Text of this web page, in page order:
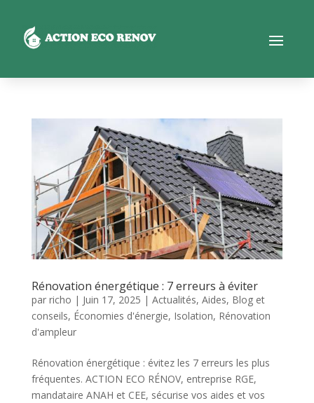
Rénovation énergétique : 7 erreurs à éviter
par richo | Juin 17, 2025 | Actualités, Aides, Blog et
conseils, Économies d'énergie, Isolation, Rénovation
d'ampleur
Rénovation énergétique : évitez les 7 erreurs les plus
fréquentes. ACTION ECO RÉNOV, entreprise RGE,
mandataire ANAH et CEE, sécurise vos aides et vos